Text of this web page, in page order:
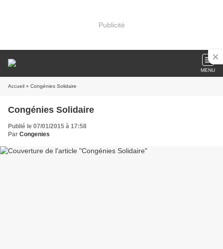
Publicité
MENU
Accueil » Congénies Solidaire
Congénies Solidaire
Publié le 07/01/2015 à 17:58
Par Congenies